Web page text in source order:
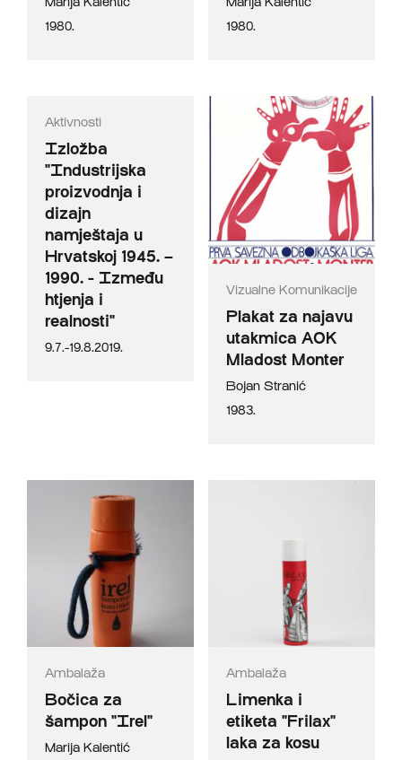
1980.
1980.
Aktivnosti
Izložba
"Industrijska
proizvodnja i
dizajn
namještaja u
Hrvatskoj 1945. –
1990. - Između
htjenja i
realnosti"
9.7.-19.8.2019.
Vizualne Komunikacije
Plakat za najavu
utakmica AOK
Mladost Monter
Bojan Stranić
1983.
Ambalaža
Bočica za
šampon "Irel"
Marija Kalentić
Ambalaža
Limenka i
etiketa "Frilax"
laka za kosu